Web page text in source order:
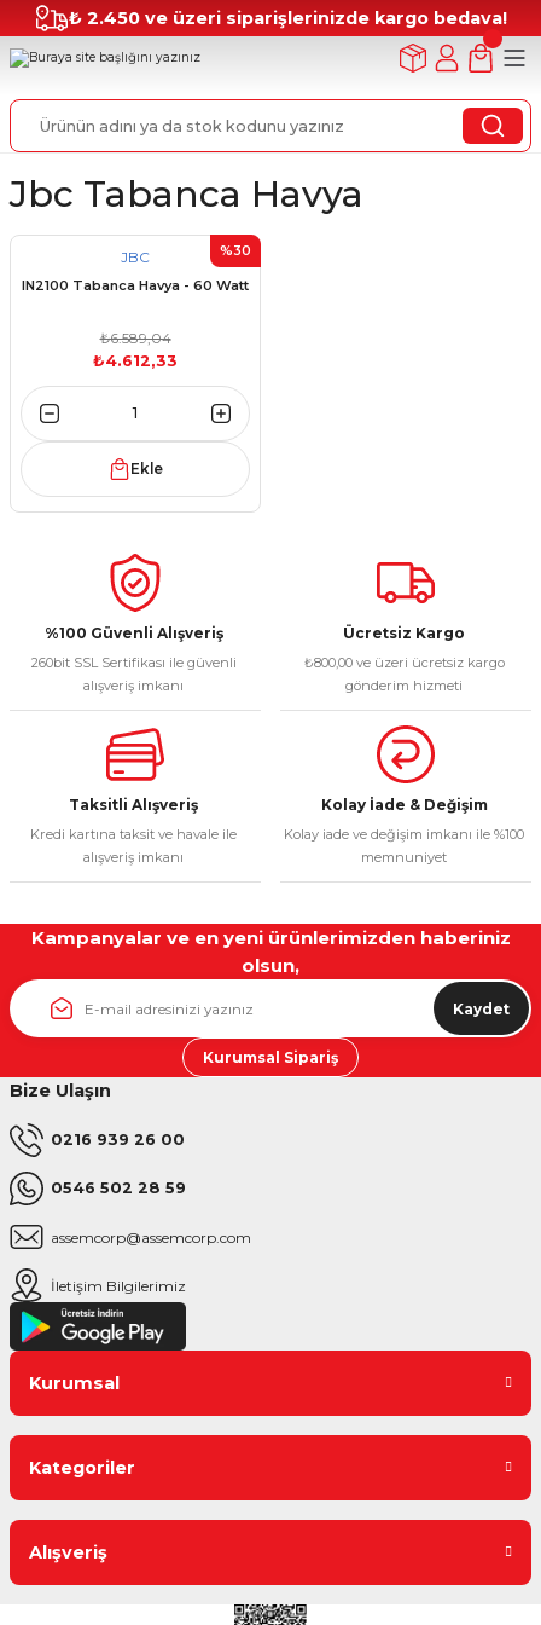
₺ 2.450 ve üzeri siparişlerinizde kargo bedava!
Jbc Tabanca Havya
%30
JBC
IN2100 Tabanca Havya - 60 Watt
₺6.589,04
₺4.612,33
Ekle
%100 Güvenli Alışveriş
260bit SSL Sertifikası ile güvenli
alışveriş imkanı
Ücretsiz Kargo
₺800,00 ve üzeri ücretsiz kargo
gönderim hizmeti
Taksitli Alışveriş
Kredi kartına taksit ve havale ile
alışveriş imkanı
Kolay İade & Değişim
Kolay iade ve değişim imkanı ile %100
memnuniyet
Kampanyalar ve en yeni ürünlerimizden haberiniz
olsun,
Kaydet
Kurumsal Sipariş
Bize Ulaşın
0216 939 26 00
0546 502 28 59
assemcorp@assemcorp.com
İletişim Bilgilerimiz
Kurumsal
Kategoriler
Alışveriş